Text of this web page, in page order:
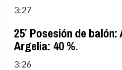
3:27
25′ Posesión de
Argelia: 40 %.
3:26